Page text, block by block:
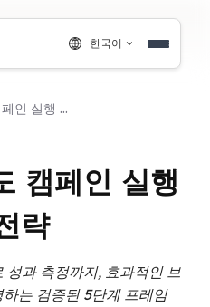
한국어
브랜드 인지도 캠페인 실행 방법: 5단계 전략
캠페인 실행
략
성과 측정까지, 효과적인 브
는 검증된 5단계 프레임